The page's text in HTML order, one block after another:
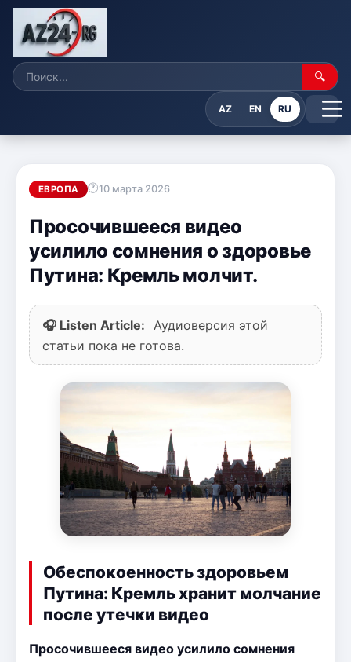
🔍
AZ EN RU
ЕВРОПА 10 марта 2026
Просочившееся видео
усилило сомнения о здоровье
Путина: Кремль молчит.
🎧 Listen Article:
Аудиоверсия этой
статьи пока не готова.
Обеспокоенность здоровьем
Путина: Кремль хранит молчание
после утечки видео
Просочившееся видео усилило сомнения